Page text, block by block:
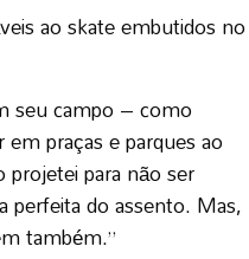
​​ao skate embutidos no
seu campo – como
praças e parques ao
projetei para não ser
perfeita do assento. Mas,
também.”